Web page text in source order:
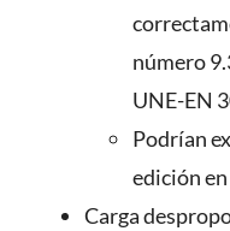
número
UNE-EN
Podrían
edición
Carga